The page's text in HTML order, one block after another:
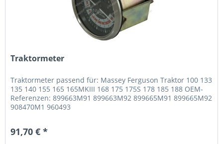
Traktormeter
Traktormeter passend für: Massey Ferguson Traktor 100 133
135 140 155 165 165MKIII 168 175 175S 178 185 188 OEM-
Referenzen: 899663M91 899663M92 899665M91 899665M92
908470M1 960493
91,70 € *